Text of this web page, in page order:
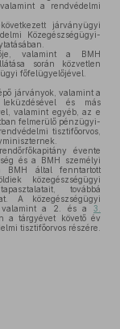
a rendvédelmi
járványügyi
Közegészségügyi-
valamint a BMH
során közvetlen
főfelügyelőjével.
járványok, valamint a
leküzdésével és más
valamint egyéb, az e
felmerülő pénzügyi-
tisztifőorvos,
évente
és a BMH személyi
BMH által fenntartott
közegészségügyi
továbbá
A közegészségügyi
valamint a 2. és a3.
a tárgyévet követő év
tisztifőorvos részére.